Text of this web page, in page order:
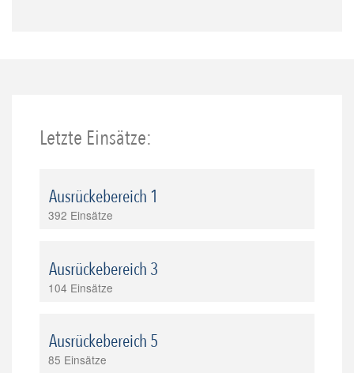
Letzte Einsätze:
Ausrückebereich 1
392 Einsätze
Ausrückebereich 3
104 Einsätze
Ausrückebereich 5
85 Einsätze